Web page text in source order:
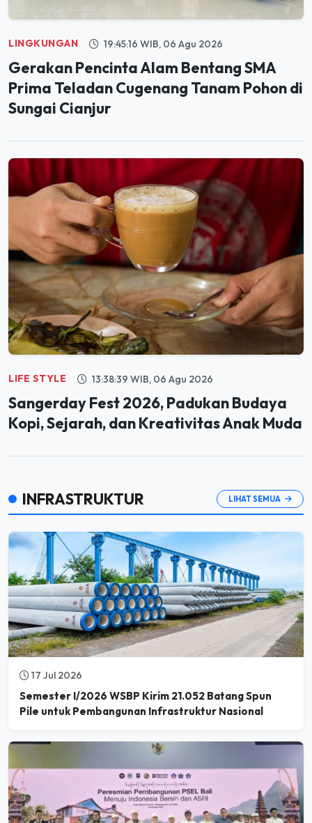
LINGKUNGAN 19:45:16 WIB, 06 Agu 2026
Gerakan Pencinta Alam Bentang SMA
Prima Teladan Cugenang Tanam Pohon di
Sungai Cianjur
LIFE STYLE 13:38:39 WIB, 06 Agu 2026
Sangerday Fest 2026, Padukan Budaya
Kopi, Sejarah, dan Kreativitas Anak Muda
INFRASTRUKTUR LIHAT SEMUA
17 Jul 2026
Semester I/2026 WSBP Kirim 21.052 Batang Spun
Pile untuk Pembangunan Infrastruktur Nasional